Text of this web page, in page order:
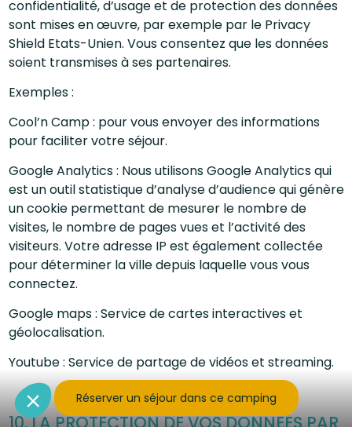
confidentialité, d’usage et de protection des données
sont mises en œuvre, par exemple par le Privacy
Shield Etats-Unien. Vous consentez que les données
soient transmises à ses partenaires.
Exemples :
Cool’n Camp : pour vous envoyer des informations
pour faciliter votre séjour.
Google Analytics : Nous utilisons Google Analytics qui
est un outil statistique d’analyse d’audience qui génère
un cookie permettant de mesurer le nombre de
visites, le nombre de pages vues et l’activité des
visiteurs. Votre adresse IP est également collectée
pour déterminer la ville depuis laquelle vous vous
connectez.
Google maps : Service de cartes interactives et
géolocalisation.
Youtube : Service de partage de vidéos et streaming.
Réserver un séjour dans ce camping